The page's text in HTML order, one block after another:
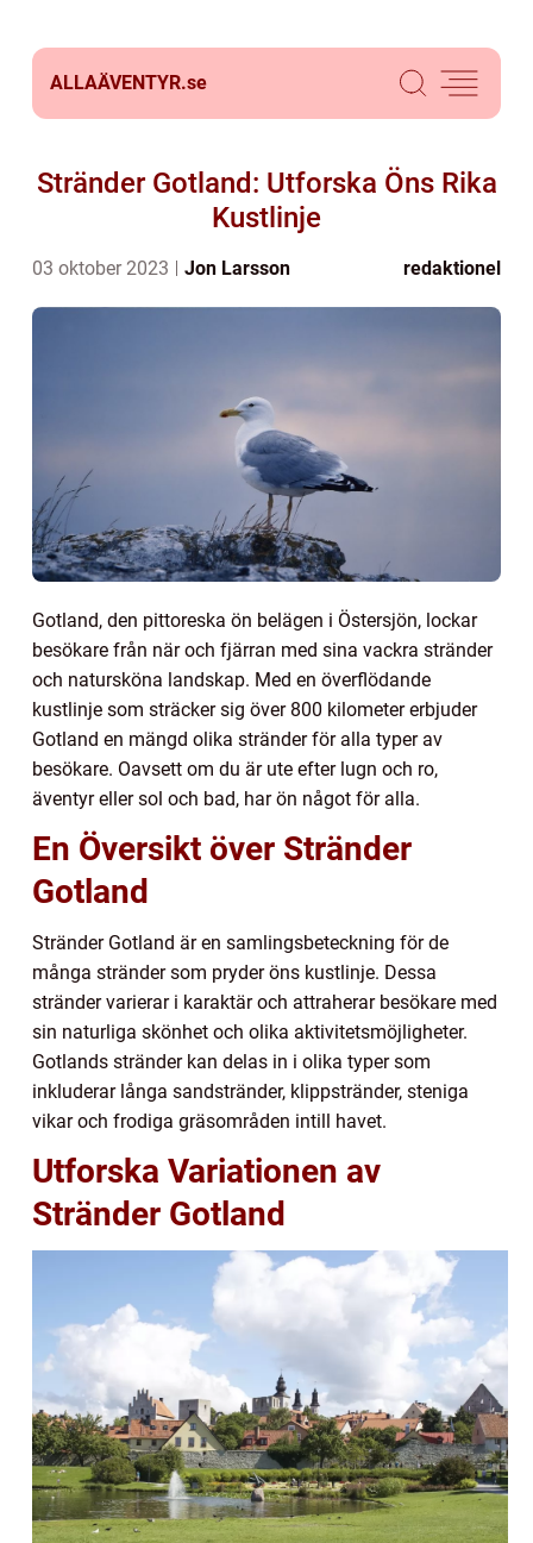
ALLAÄVENTYR.se
Stränder Gotland: Utforska Öns Rika
Kustlinje
03 oktober 2023 Jon Larsson redaktionel
Gotland, den pittoreska ön belägen i Östersjön, lockar
besökare från när och fjärran med sina vackra stränder
och natursköna landskap. Med en överflödande
kustlinje som sträcker sig över 800 kilometer erbjuder
Gotland en mängd olika stränder för alla typer av
besökare. Oavsett om du är ute efter lugn och ro,
äventyr eller sol och bad, har ön något för alla.
En Översikt över Stränder
Gotland
Stränder Gotland är en samlingsbeteckning för de
många stränder som pryder öns kustlinje. Dessa
stränder varierar i karaktär och attraherar besökare med
sin naturliga skönhet och olika aktivitetsmöjligheter.
Gotlands stränder kan delas in i olika typer som
inkluderar långa sandstränder, klippstränder, steniga
vikar och frodiga gräsområden intill havet.
Utforska Variationen av
Stränder Gotland